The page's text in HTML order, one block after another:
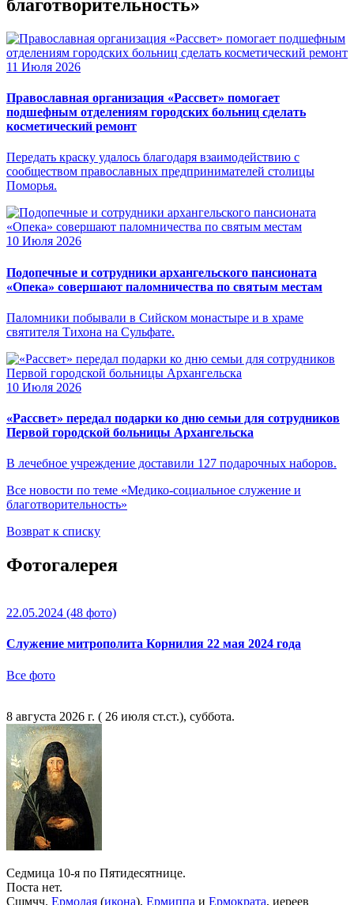
благотворительность»
11 Июля 2026
Православная организация «Рассвет» помогает
подшефным отделениям городских больниц сделать
косметический ремонт
Передать краску удалось благодаря взаимодействию с
сообществом православных предпринимателей столицы
Поморья.
10 Июля 2026
Подопечные и сотрудники архангельского пансионата
«Опека» совершают паломничества по святым местам
Паломники побывали в Сийском монастыре и в храме
святителя Тихона на Сульфате.
10 Июля 2026
«Рассвет» передал подарки ко дню семьи для сотрудников
Первой городской больницы Архангельска
В лечебное учреждение доставили 127 подарочных наборов.
Все новости по теме «Медико-социальное служение и
благотворительность»
Возврат к списку
Фотогалерея
22.05.2024 (48 фото)
Служение митрополита Корнилия 22 мая 2024 года
Все фото
8 августа 2026 г. ( 26 июля ст.ст.), суббота.
Седмица 10-я по Пятидесятнице.
Поста нет.
Сщмчч. Ермолая (икона), Ермиппа и Ермократа, иереев